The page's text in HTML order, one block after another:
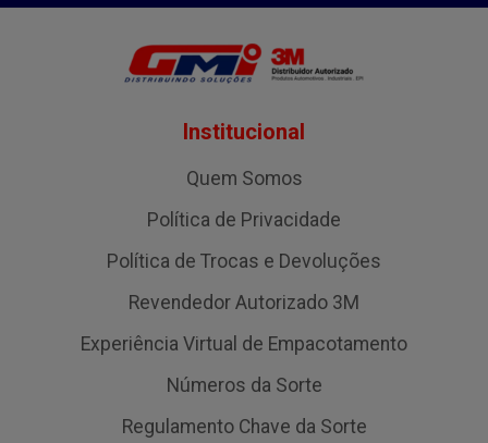
Institucional
Quem Somos
Política de Privacidade
Política de Trocas e Devoluções
Revendedor Autorizado 3M
Experiência Virtual de Empacotamento
Números da Sorte
Regulamento Chave da Sorte